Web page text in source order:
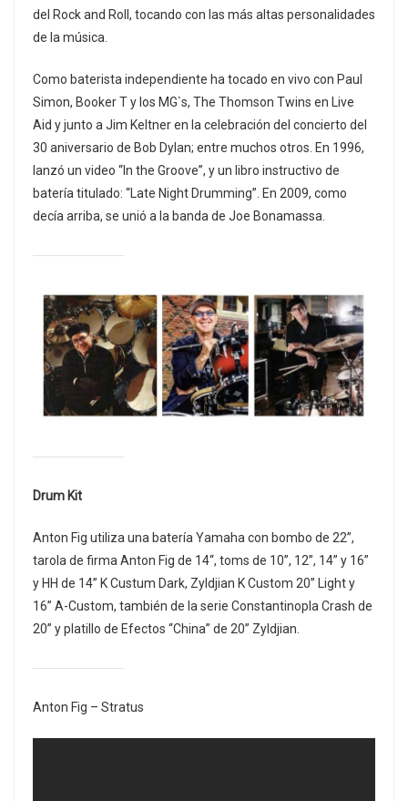
del Rock and Roll, tocando con las más altas personalidades
de la música.
Como baterista independiente ha tocado en vivo con Paul
Simon, Booker T y los MG`s, The Thomson Twins en Live
Aid y junto a Jim Keltner en la celebración del concierto del
30 aniversario de Bob Dylan; entre muchos otros. En 1996,
lanzó un video “In the Groove”, y un libro instructivo de
batería titulado: “Late Night Drumming”. En 2009, como
decía arriba, se unió a la banda de Joe Bonamassa.
Drum Kit
Anton Fig utiliza una batería Yamaha con bombo de 22”,
tarola de firma Anton Fig de 14“, toms de 10”, 12”, 14” y 16”
y HH de 14” K Custum Dark, Zyldjian K Custom 20” Light y
16” A-Custom, también de la serie Constantinopla Crash de
20” y platillo de Efectos “China” de 20” Zyldjian.
Anton Fig – Stratus